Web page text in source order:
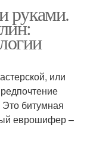
руками.
или
битумная
еврошифер –